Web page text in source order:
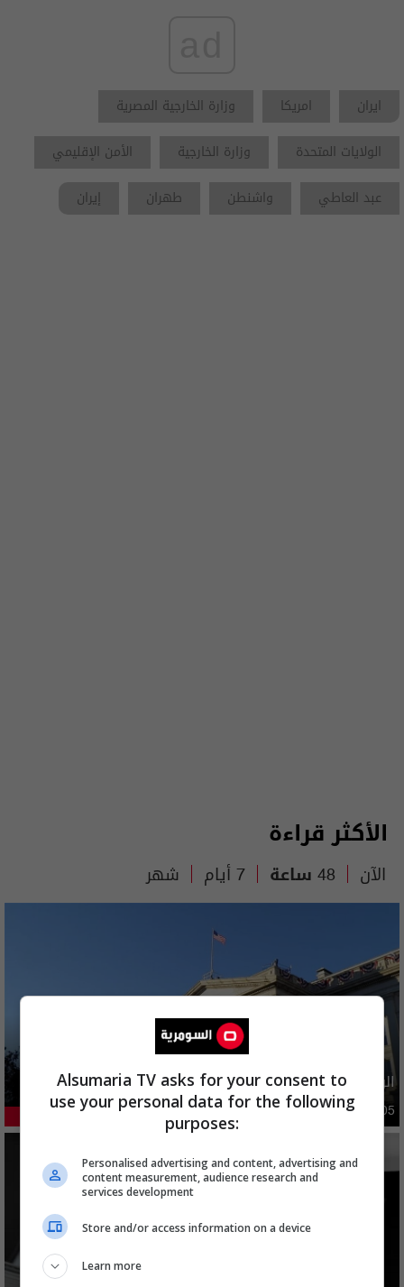
ايران امريكا
وزارة الخارجية المصرية
الولايات المتحدة
وزارة الخارجية
الأمن الإقليمي
عبد العاطي
واشنطن طهران إيران
الأكثر قراءة
الآن 48 ساعة 7 أيام شهر
الولايات المتحدة تعلن رفع عقوبات عن ايران
دوليات 10:10 | 2026-08-05
Alsumaria TV asks for your consent to
use your personal data for the following
purposes:
Personalised advertising and content, advertising and
content measurement, audience research and
services development
Store and/or access information on a device
Learn more